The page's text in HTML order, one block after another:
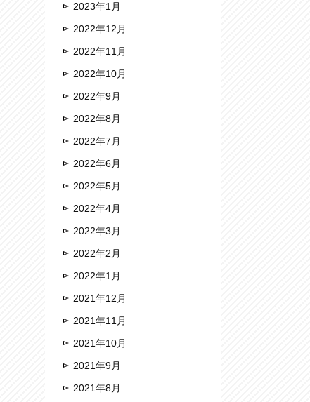
2023年1月
2022年12月
2022年11月
2022年10月
2022年9月
2022年8月
2022年7月
2022年6月
2022年5月
2022年4月
2022年3月
2022年2月
2022年1月
2021年12月
2021年11月
2021年10月
2021年9月
2021年8月